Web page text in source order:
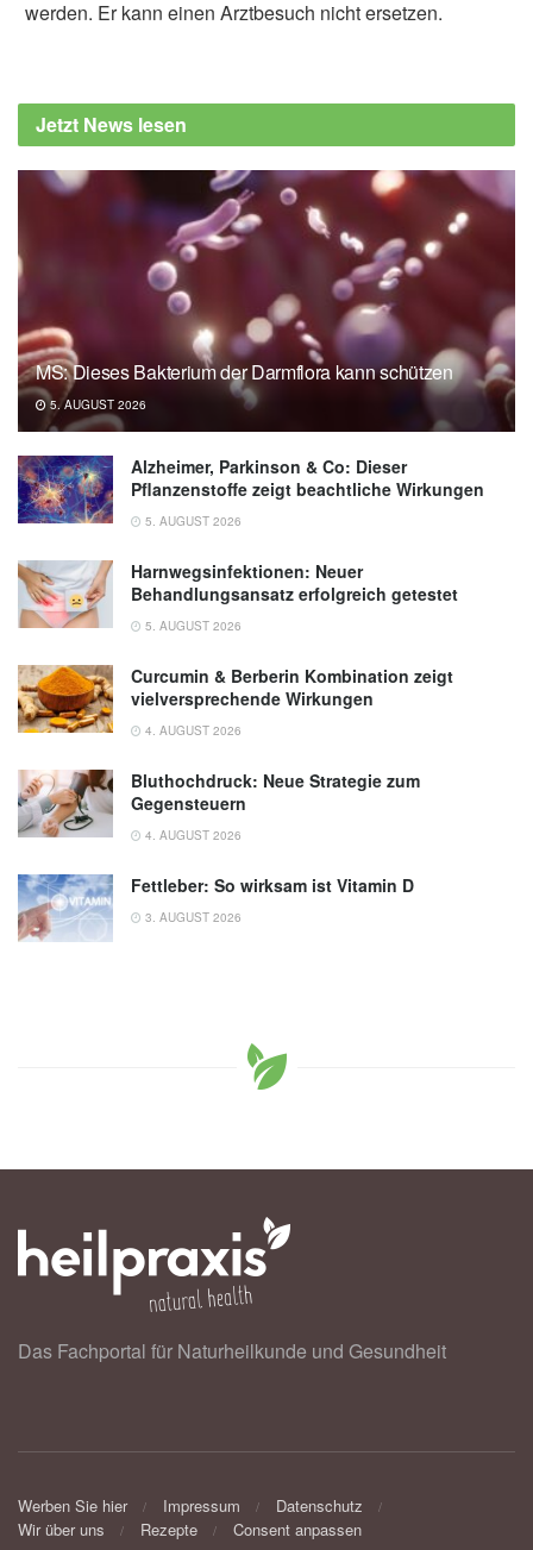
werden. Er kann einen Arztbesuch nicht ersetzen.
Jetzt News lesen
MS: Dieses Bakterium der Darmflora kann schützen
5. AUGUST 2026
Alzheimer, Parkinson & Co: Dieser
Pflanzenstoffe zeigt beachtliche Wirkungen
5. AUGUST 2026
Harnwegsinfektionen: Neuer
Behandlungsansatz erfolgreich getestet
5. AUGUST 2026
Curcumin & Berberin Kombination zeigt
vielversprechende Wirkungen
4. AUGUST 2026
Bluthochdruck: Neue Strategie zum
Gegensteuern
4. AUGUST 2026
Fettleber: So wirksam ist Vitamin D
3. AUGUST 2026
Das Fachportal für Naturheilkunde und Gesundheit
Werben Sie hier Impressum
Datenschutz
Wir über uns
Rezepte Consent anpassen